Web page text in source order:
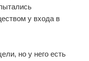
у входа в
но у него есть